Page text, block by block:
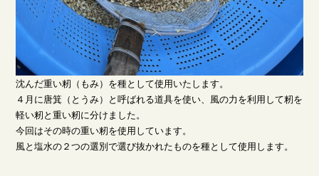
沈んだ重い籾（もみ）を種として使用いたします。
４月に唐箕（とうみ）と呼ばれる道具を使い、風の力を利用して籾を
軽い籾と重い籾に分けました。
今回はその時の重い籾を使用しています。
風と塩水の２つの選別で選び抜かれたものを種として使用します。